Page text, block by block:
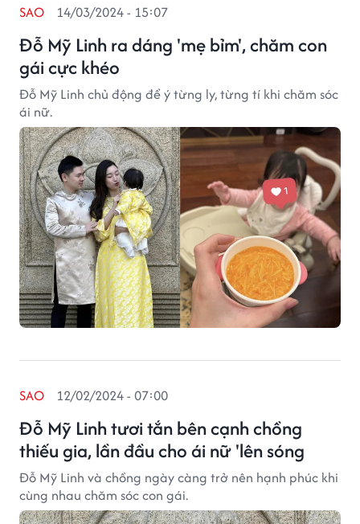
Đỗ Mỹ Linh ra dáng 'mẹ bỉm', chăm con
gái cực khéo
SAO 14/03/2024 - 15:07
Đỗ Mỹ Linh chủ động để ý từng ly, từng tí khi chăm sóc
ái nữ.
Đỗ Mỹ Linh tươi tắn bên cạnh chồng
thiếu gia, lần đầu cho ái nữ 'lên sóng
SAO 12/02/2024 - 07:00
Đỗ Mỹ Linh và chồng ngày càng trở nên hạnh phúc khi
cùng nhau chăm sóc con gái.